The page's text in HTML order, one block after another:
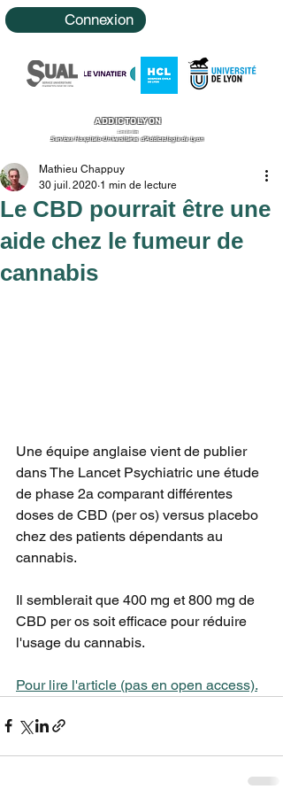
Connexion
ADDICTOLYON
Le site des
Services Hospitalo-Universitaires d'Addictologie de Lyon
Le CBD pourrait être une
aide chez le fumeur de
cannabis
Mathieu Chappuy
30 juil. 2020 1 min de lecture
Une équipe anglaise vient de publier
dans The Lancet Psychiatric une étude
de phase 2a comparant différentes
doses de CBD (per os) versus placebo
chez des patients dépendants au
cannabis.
Il semblerait que 400 mg et 800 mg de
CBD per os soit efficace pour réduire
l'usage du cannabis.
Pour lire l'article (pas en open access).